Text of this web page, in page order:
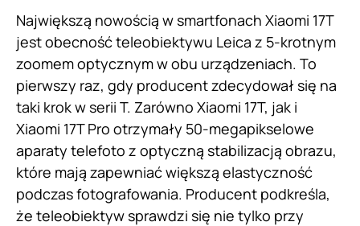
Największą nowością w smartfonach Xiaomi 17T
jest obecność teleobiektywu Leica z 5-krotnym
zoomem optycznym w obu urządzeniach. To
pierwszy raz, gdy producent zdecydował się na
taki krok w serii T. Zarówno Xiaomi 17T, jak i
Xiaomi 17T Pro otrzymały 50-megapikselowe
aparaty telefoto z optyczną stabilizacją obrazu,
które mają zapewniać większą elastyczność
podczas fotografowania. Producent podkreśla,
że teleobiektyw sprawdzi się nie tylko przy